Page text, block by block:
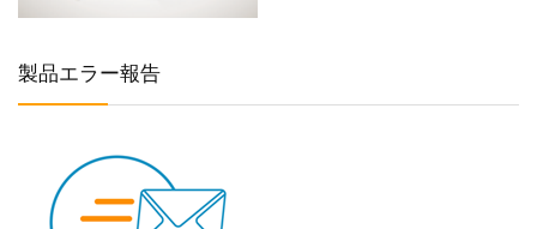
製品エラー報告